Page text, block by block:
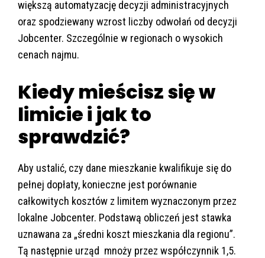
większą automatyzację decyzji administracyjnych
oraz spodziewany wzrost liczby odwołań od decyzji
Jobcenter. Szczególnie w regionach o wysokich
cenach najmu.
Kiedy mieścisz się w
limicie i jak to
sprawdzić?
Aby ustalić, czy dane mieszkanie kwalifikuje się do
pełnej dopłaty, konieczne jest porównanie
całkowitych kosztów z limitem wyznaczonym przez
lokalne Jobcenter. Podstawą obliczeń jest stawka
uznawana za „średni koszt mieszkania dla regionu”.
Tą następnie urząd mnoży przez współczynnik 1,5.